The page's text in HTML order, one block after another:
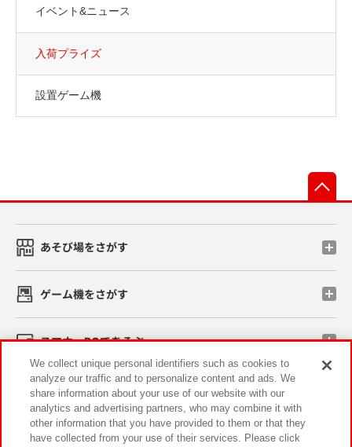
イベント&ニュース
入荷プライズ
設置ゲーム機
あそび場をさがす
ゲーム機をさがす
スマホ・PCであそぶ
イベント・キャンペーン
We collect unique personal identifiers such as cookies to
analyze our traffic and to personalize content and ads. We
share information about your use of our website with our
analytics and advertising partners, who may combine it with
other information that you have provided to them or that they
have collected from your use of their services. Please click